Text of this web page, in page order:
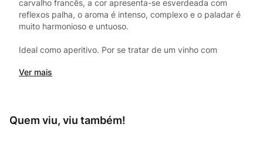
carvalho francês, a cor apresenta-se esverdeada com
reflexos palha, o aroma é intenso, complexo e o paladar é
muito harmonioso e untuoso.
Ideal como aperitivo. Por se tratar de um vinho com
comidas de estrutura média e por contraposição se
Ver mais
Quem viu, viu também!